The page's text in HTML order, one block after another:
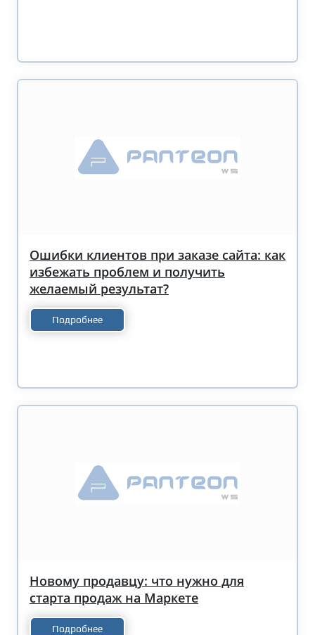
Ошибки клиентов при заказе сайта: как
избежать проблем и получить
желаемый результат?
Подробнее
Новому продавцу: что нужно для
старта продаж на Маркете
Подробнее